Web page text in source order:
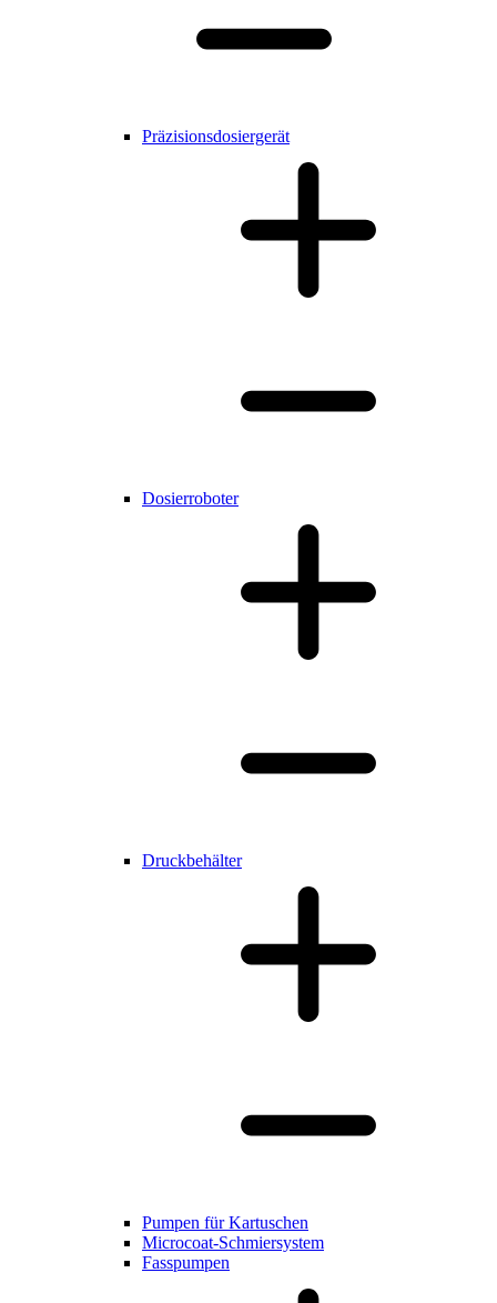
Präzisionsdosiergerät
Dosierroboter
Druckbehälter
Pumpen für Kartuschen
Microcoat-Schmiersystem
Fasspumpen